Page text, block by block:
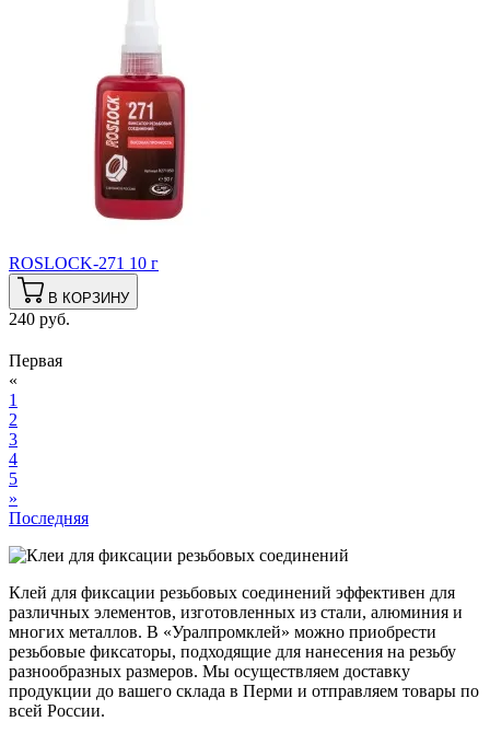
ROSLOCK-271 10 г
В КОРЗИНУ
240 руб.
Первая
«
1
2
3
4
5
»
Последняя
Клей для фиксации резьбовых соединений эффективен для
различных элементов, изготовленных из стали, алюминия и
многих металлов. В «Уралпромклей» можно приобрести
резьбовые фиксаторы, подходящие для нанесения на резьбу
разнообразных размеров. Мы осуществляем доставку
продукции до вашего склада в Перми и отправляем товары по
всей России.